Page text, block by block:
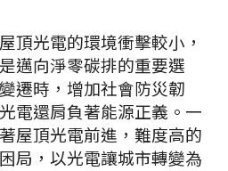
頂光電的環境衝擊較小，
邁向淨零碳排的重要選
遷時，增加社會防災韌
電還肩負著能源正義。一
屋頂光電前進，難度高的
局，以光電讓城市轉變為